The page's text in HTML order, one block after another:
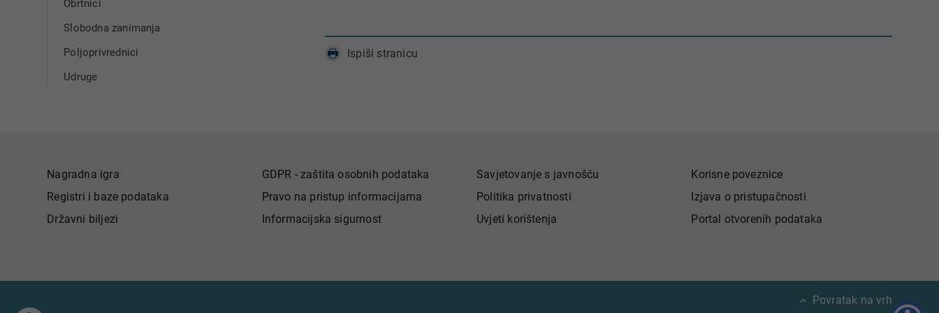
Obrtnici
Slobodna zanimanja
Poljoprivrednici
Udruge
Ispiši stranicu
Nagradna igra
Registri i baze podataka
Državni biljezi
GDPR - zaštita osobnih podataka
Pravo na pristup informacijama
Informacijska sigurnost
Savjetovanje s javnošću
Politika privatnosti
Uvjeti korištenja
Korisne poveznice
Izjava o pristupačnosti
Portal otvorenih podataka
Povratak na vrh